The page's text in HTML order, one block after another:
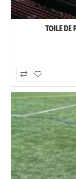
TOILE DE